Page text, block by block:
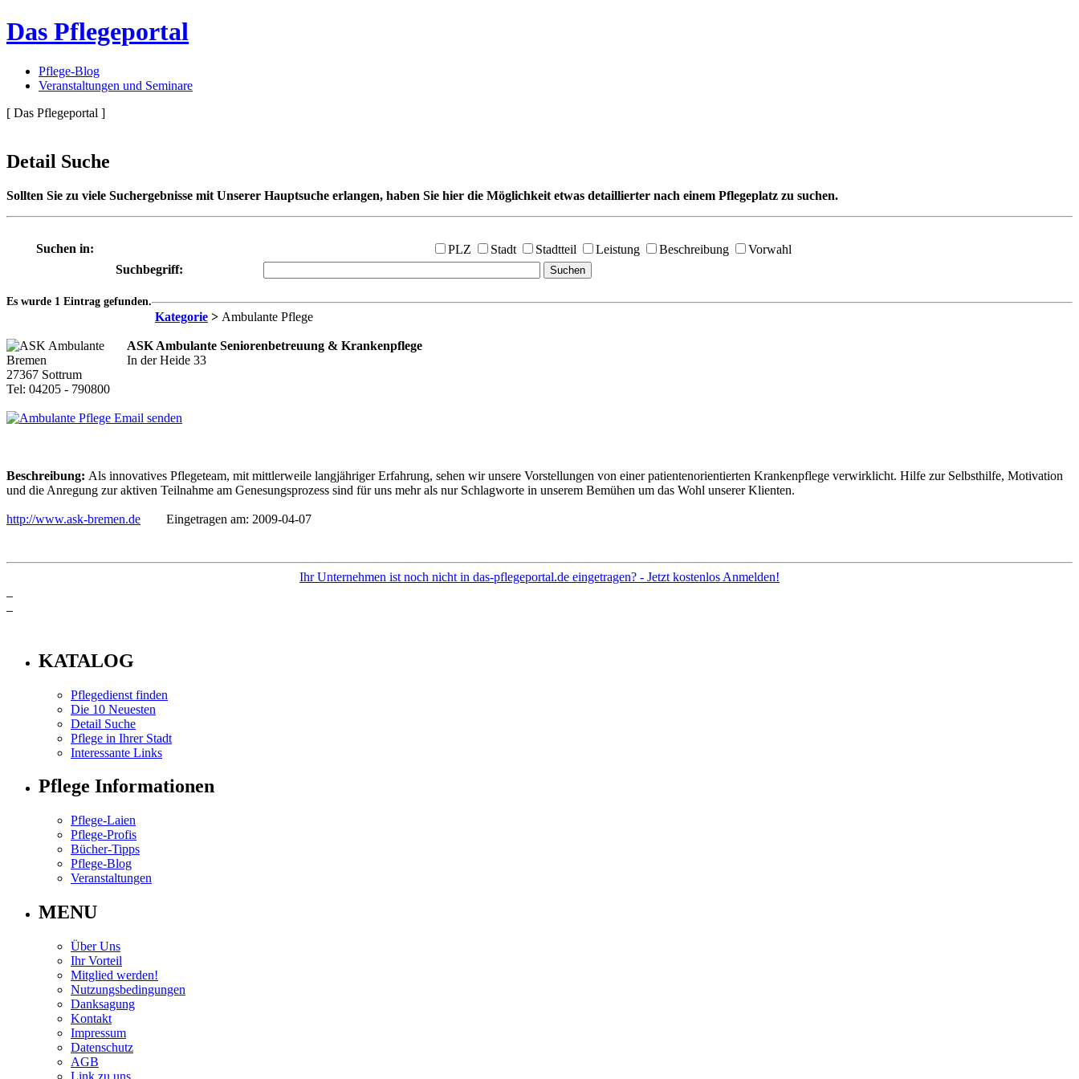
Das Pflegeportal
Pflege-Blog
Veranstaltungen und Seminare
[ Das Pflegeportal ]
Detail Suche
Sollten Sie zu viele Suchergebnisse mit Unserer Hauptsuche erlangen, haben Sie hier die Möglichkeit etwas detaillierter nach einem Pflegeplatz zu suchen.
Suchen in: PLZ Stadt Stadtteil Leistung Beschreibung
Vorwahl
Suchbegriff:
Es wurde 1 Eintrag gefunden.
Kategorie > Ambulante Pflege
ASK Ambulante Seniorenbetreuung & Krankenpflege
In der Heide 33
27367 Sottrum
Tel: 04205 - 790800
Email senden
Beschreibung: Als innovatives Pflegeteam, mit mittlerweile langjähriger Erfahrung, sehen wir unsere Vorstellungen von einer patientenorientierten Krankenpflege verwirklicht. Hilfe zur Selbsthilfe, Motivation
und die Anregung zur aktiven Teilnahme am Genesungsprozess sind für uns mehr als nur Schlagworte in unserem Bemühen um das Wohl unserer Klienten.
http://www.ask-bremen.de Eingetragen am: 2009-04-07
Ihr Unternehmen ist noch nicht in das-pflegeportal.de eingetragen? - Jetzt kostenlos Anmelden!
KATALOG
Pflegedienst finden
Die 10 Neuesten
Detail Suche
Pflege in Ihrer Stadt
Interessante Links
Pflege Informationen
Pflege-Laien
Pflege-Profis
Bücher-Tipps
Pflege-Blog
Veranstaltungen
MENU
Über Uns
Ihr Vorteil
Mitglied werden!
Nutzungsbedingungen
Danksagung
Kontakt
Impressum
Datenschutz
AGB